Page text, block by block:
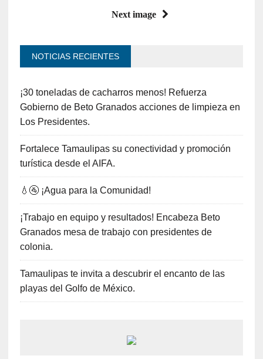
Next image
NOTICIAS RECIENTES
¡30 toneladas de cacharros menos! Refuerza
Gobierno de Beto Granados acciones de limpieza en
Los Presidentes.
Fortalece Tamaulipas su conectividad y promoción
turística desde el AIFA.
💧🚰 ¡Agua para la Comunidad!
¡Trabajo en equipo y resultados! Encabeza Beto
Granados mesa de trabajo con presidentes de
colonia.
Tamaulipas te invita a descubrir el encanto de las
playas del Golfo de México.